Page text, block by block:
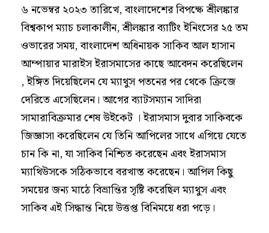
৬ নভেম্বর ২০২৩ তারিখে, বাংলাদেশের বিপক্ষে শ্রীলঙ্কার
বিশ্বকাপ ম্যাচ চলাকালীন, শ্রীলঙ্কার ব্যাটিং ইনিংসের ২৫ তম
ওভারের সময়, বাংলাদেশ অধিনায়ক সাকিব আল হাসান
আম্পায়ার মারাইস ইরাসমাসের কাছে আবেদন করেছিলেন
, ইঙ্গিত দিয়েছিলেন যে ম্যাথুস পতনের পর থেকে ক্রিজে
দেরিতে এসেছিলেন। আগের ব্যাটসম্যান সাদিরা
সামারাবিক্রমার শেষ উইকেট । ইরাসমাস দুবার সাকিবকে
জিজ্ঞাসা করেছিলেন যে তিনি আপিলের সাথে এগিয়ে যেতে
চান কি না, যা সাকিব নিশ্চিত করেছেন এবং ইরাসমাস
ম্যাথিউসকে সঠিকভাবে বরখাস্ত করেছেন। আপিল কিছু
সময়ের জন্য মাঠে বিভ্রান্তির সৃষ্টি করেছিল ম্যাথুস এবং
সাকিব এই সিদ্ধান্ত নিয়ে উত্তপ্ত বিনিময়ে ধরা পড়ে।